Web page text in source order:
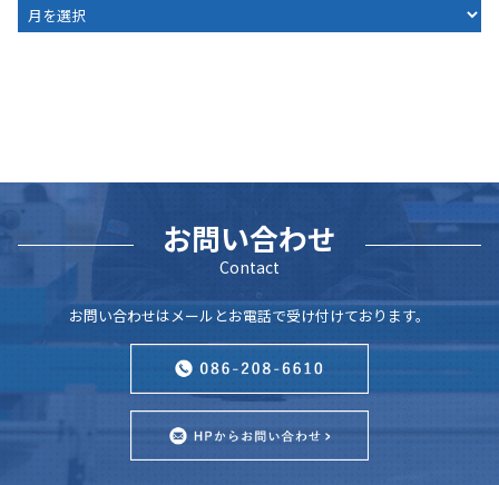
ARCHIVE
お問い合わせ
Contact
お問い合わせはメールとお電話で受け付けております。